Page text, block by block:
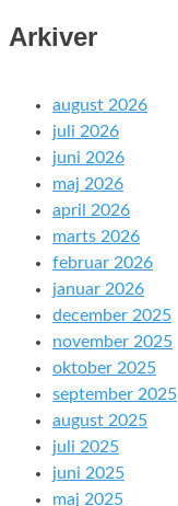
Arkiver
august 2026
juli 2026
juni 2026
maj 2026
april 2026
marts 2026
februar 2026
januar 2026
december 2025
november 2025
oktober 2025
september 2025
august 2025
juli 2025
juni 2025
maj 2025